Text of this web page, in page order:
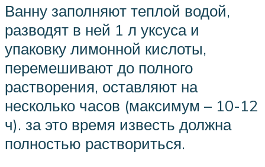
Ванну заполняют теплой водой,
разводят в ней 1 л уксуса и
упаковку лимонной кислоты,
перемешивают до полного
растворения, оставляют на
несколько часов (максимум – 10-12
ч). за это время известь должна
полностью раствориться.